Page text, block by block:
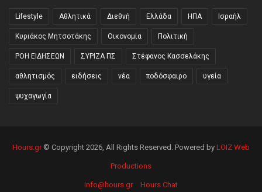
Lifestyle Αθλητικά Διεθνή Ελλάδα ΗΠΑ Ισραήλ
Κυριάκος Μητσοτάκης Οικονομία Πολιτική
ΡΟΗ ΕΙΔΗΣΕΩΝ ΣΥΡΙΖΑ ΠΣ Στέφανος Κασσελάκης
αθλητισμός ειδήσεις νέα ποδόσφαιρο υγεία
ψυχαγωγία
Hours.gr© Copyright 2026, All Rights Reserved. Powered by LOIZ Web
Productions
info@hours.gr Hours Chat